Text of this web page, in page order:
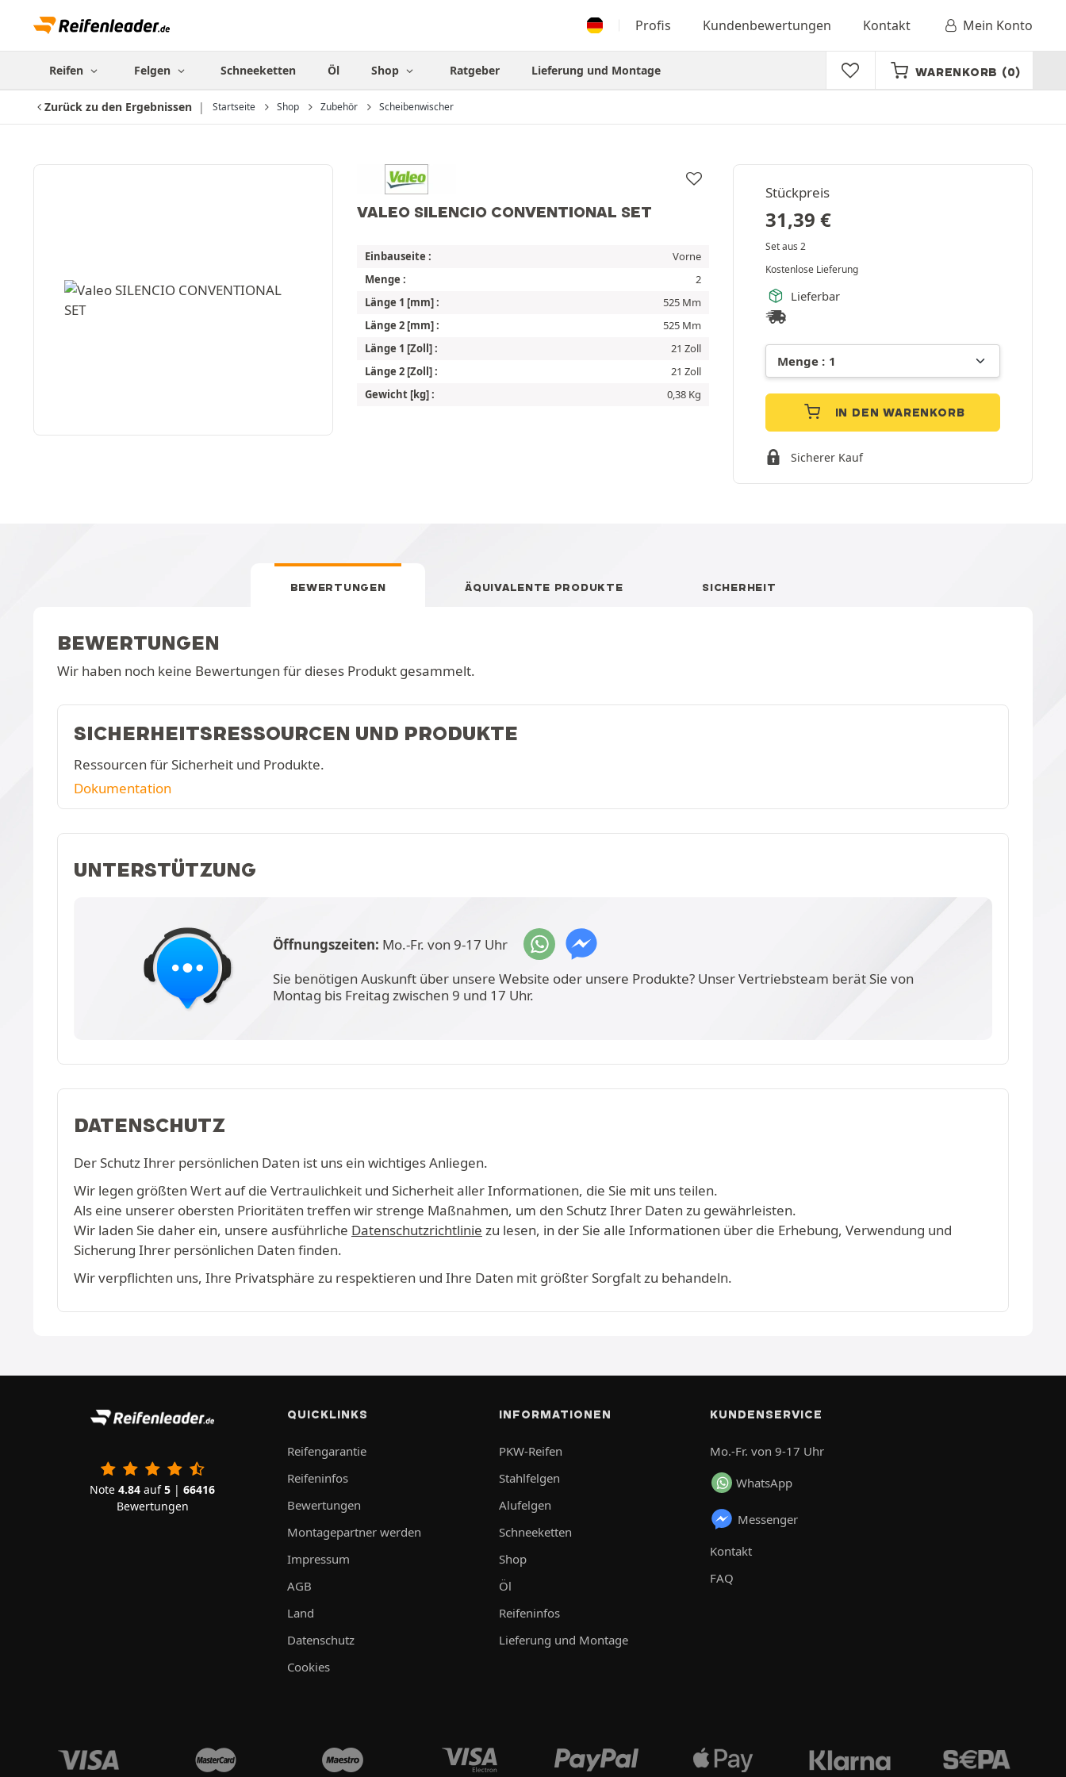
Profis Kundenbewertungen Kontakt Mein Konto
Reifen Felgen Schneeketten Öl Shop Ratgeber Lieferung und Montage WARENKORB (0)
Zurück zu den Ergebnissen Startseite Shop Zubehör Scheibenwischer
VALEO SILENCIO CONVENTIONAL SET
Stückpreis
31,39 €
Set aus 2
Kostenlose Lieferung
Lieferbar
IN DEN WARENKORB
Sicherer Kauf
Einbauseite :
Vorne
Menge :
2
Länge 1 [mm] :
525 Mm
Länge 2 [mm] :
525 Mm
Länge 1 [Zoll] :
21 Zoll
Länge 2 [Zoll] :
21 Zoll
Gewicht [kg] :
0,38 Kg
BEWERTUNGEN ÄQUIVALENTE PRODUKTE SICHERHEIT
BEWERTUNGEN
Wir haben noch keine Bewertungen für dieses Produkt gesammelt.
SICHERHEITSRESSOURCEN UND PRODUKTE
Ressourcen für Sicherheit und Produkte.
Dokumentation
UNTERSTÜTZUNG
Öffnungszeiten: Mo.-Fr. von 9-17 Uhr
Sie benötigen Auskunft über unsere Website oder unsere Produkte? Unser Vertriebsteam berät Sie von
Montag bis Freitag zwischen 9 und 17 Uhr.
DATENSCHUTZ
Der Schutz Ihrer persönlichen Daten ist uns ein wichtiges Anliegen.
Wir legen größten Wert auf die Vertraulichkeit und Sicherheit aller Informationen, die Sie mit uns teilen.
Als eine unserer obersten Prioritäten treffen wir strenge Maßnahmen, um den Schutz Ihrer Daten zu gewährleisten.
Wir laden Sie daher ein, unsere ausführliche Datenschutzrichtlinie zu lesen, in der Sie alle Informationen über die Erhebung, Verwendung und
Sicherung Ihrer persönlichen Daten finden.
Wir verpflichten uns, Ihre Privatsphäre zu respektieren und Ihre Daten mit größter Sorgfalt zu behandeln.
Note 4.84 auf5 | 66416
Bewertungen
QUICKLINKS
Reifengarantie
Reifeninfos
Bewertungen
Montagepartner werden
Impressum
AGB
Land
Datenschutz
Cookies
INFORMATIONEN
PKW-Reifen
Stahlfelgen
Alufelgen
Schneeketten
Shop
Öl
Reifeninfos
Lieferung und Montage
KUNDENSERVICE
Mo.-Fr. von 9-17 Uhr
WhatsApp
Messenger
Kontakt
FAQ